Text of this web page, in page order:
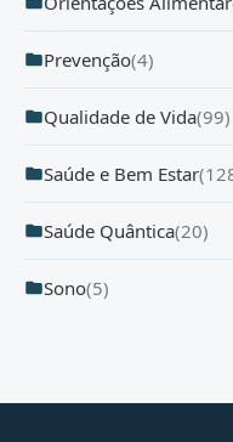
Prevenção(4)
Qualidade de Vida(99)
Saúde e Bem Estar
Saúde Quântica(20)
Sono(5)